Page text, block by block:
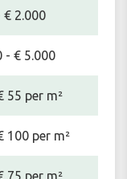
€ 2.000
- € 5.000
55 per m²
100 per m²
75 per m²